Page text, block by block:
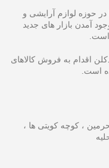
فعالیت خود را در حوزه لوازم آرایشی و
آمدن بازار های جدید
است.
اقدام به فروش کالاهای
است.
، کوچه کویتی ها ،